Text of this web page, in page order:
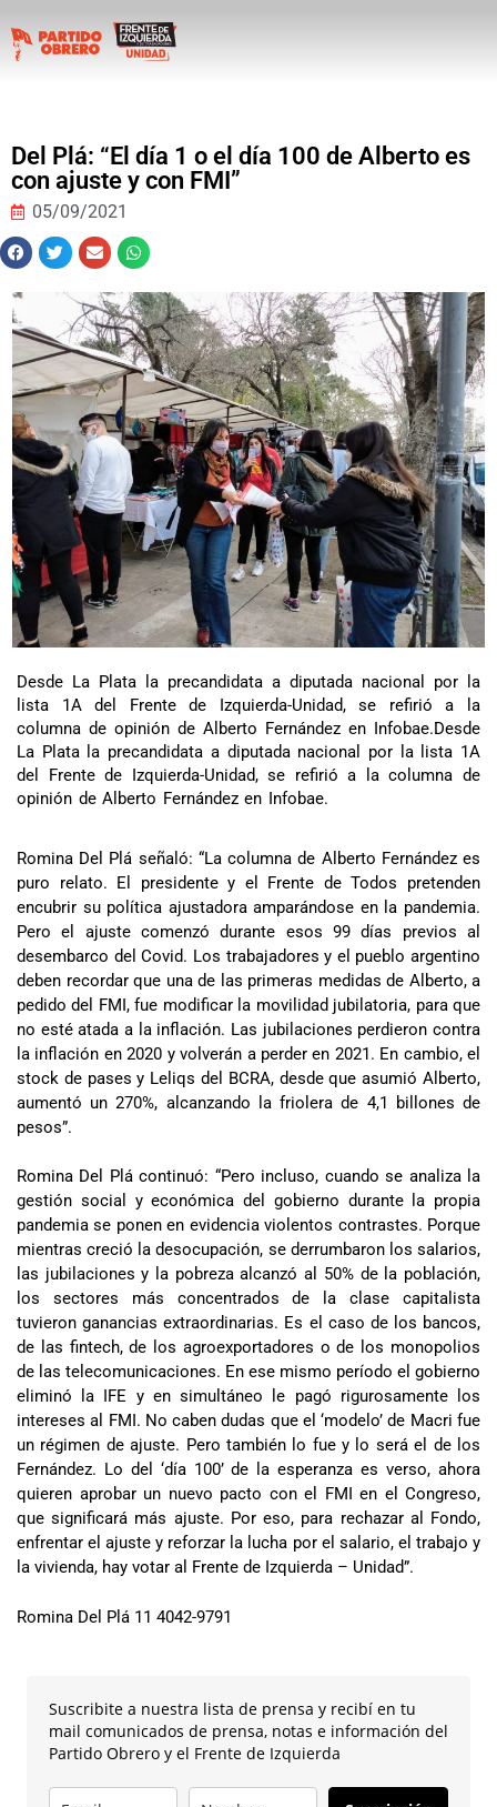
Del Plá: “El día 1 o el día 100 de Alberto es
con ajuste y con FMI”
05/09/2021
Desde La Plata la precandidata a diputada nacional por la
lista 1A del Frente de Izquierda-Unidad, se refirió a la
columna de opinión de Alberto Fernández en Infobae.Desde
La Plata la precandidata a diputada nacional por la lista 1A
del Frente de Izquierda-Unidad, se refirió a la columna de
opinión de Alberto Fernández en Infobae.
Romina Del Plá señaló: “La columna de Alberto Fernández es
puro relato. El presidente y el Frente de Todos pretenden
encubrir su política ajustadora amparándose en la pandemia.
Pero el ajuste comenzó durante esos 99 días previos al
desembarco del Covid. Los trabajadores y el pueblo argentino
deben recordar que una de las primeras medidas de Alberto, a
pedido del FMI, fue modificar la movilidad jubilatoria, para que
no esté atada a la inflación. Las jubilaciones perdieron contra
la inflación en 2020 y volverán a perder en 2021. En cambio, el
stock de pases y Leliqs del BCRA, desde que asumió Alberto,
aumentó un 270%, alcanzando la friolera de 4,1 billones de
pesos”.
Romina Del Plá continuó: “Pero incluso, cuando se analiza la
gestión social y económica del gobierno durante la propia
pandemia se ponen en evidencia violentos contrastes. Porque
mientras creció la desocupación, se derrumbaron los salarios,
las jubilaciones y la pobreza alcanzó al 50% de la población,
los sectores más concentrados de la clase capitalista
tuvieron ganancias extraordinarias. Es el caso de los bancos,
de las fintech, de los agroexportadores o de los monopolios
de las telecomunicaciones. En ese mismo período el gobierno
eliminó la IFE y en simultáneo le pagó rigurosamente los
intereses al FMI. No caben dudas que el ‘modelo’ de Macri fue
un régimen de ajuste. Pero también lo fue y lo será el de los
Fernández. Lo del ‘día 100’ de la esperanza es verso, ahora
quieren aprobar un nuevo pacto con el FMI en el Congreso,
que significará más ajuste. Por eso, para rechazar al Fondo,
enfrentar el ajuste y reforzar la lucha por el salario, el trabajo y
la vivienda, hay votar al Frente de Izquierda – Unidad”.
Romina Del Plá 11 4042-9791
Suscribite a nuestra lista de prensa y recibí en tu
mail comunicados de prensa, notas e información del
Partido Obrero y el Frente de Izquierda